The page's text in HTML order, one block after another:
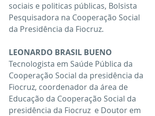
sociais e politicas públicas, Bolsista
Pesquisadora na Cooperação Social
da Presidência da Fiocruz.
LEONARDO BRASIL BUENO
Tecnologista em Saúde Pública da
Cooperação Social da presidência da
Fiocruz, coordenador da área de
Educação da Cooperação Social da
presidência da Fiocruz  e Doutor em